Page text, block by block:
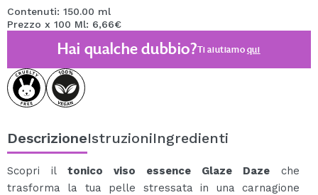
Contenuti: 150.00 ml
Prezzo x 100 Ml: 6,66€
Hai qualche dubbio?Ti aiutiamoqui
DescrizioneIstruzioniIngredienti
Scopri il tonico viso essence Glaze Daze che
trasforma la tua pelle stressata in una carnagione